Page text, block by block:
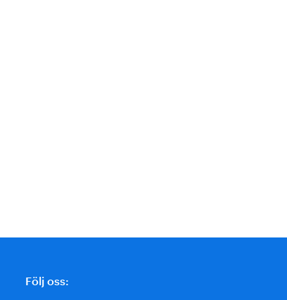
Följ oss: